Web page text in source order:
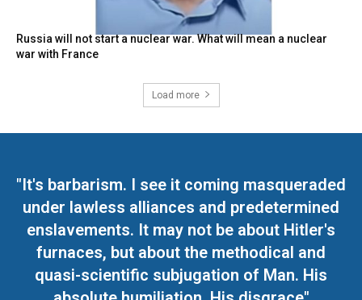
Russia will not start a nuclear war. What will mean a nuclear
war with France
Load more
"It's barbarism. I see it coming masqueraded
under lawless alliances and predetermined
enslavements. It may not be about Hitler's
furnaces, but about the methodical and
quasi-scientific subjugation of Man. His